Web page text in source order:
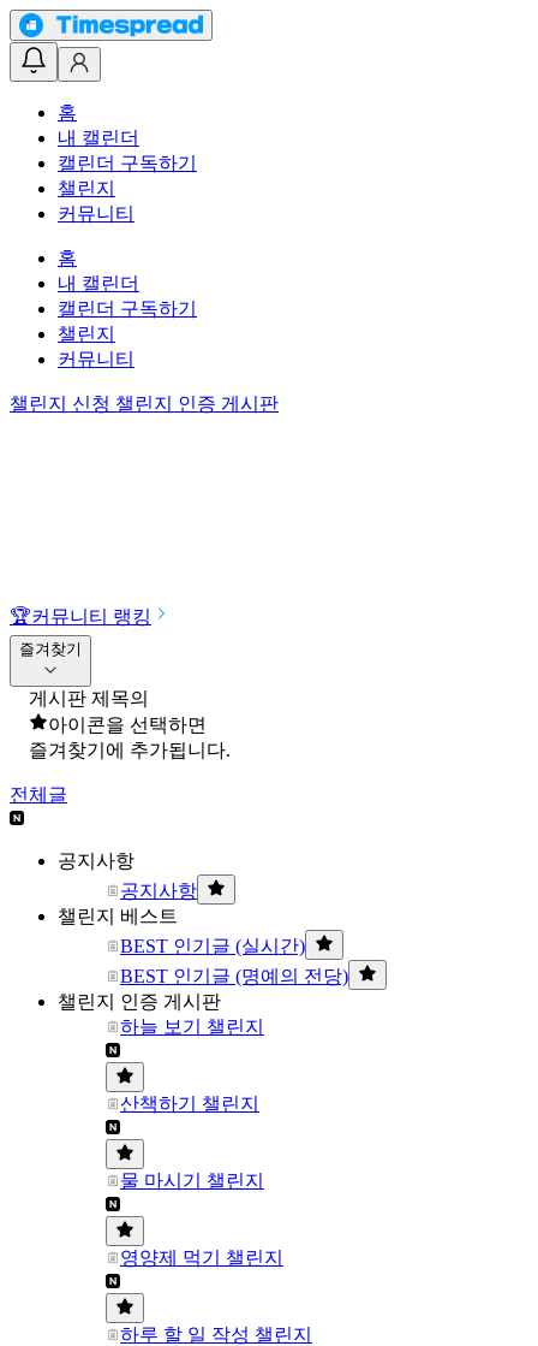
홈
내 캘린더
캘린더 구독하기
챌린지
커뮤니티
홈
내 캘린더
캘린더 구독하기
챌린지
커뮤니티
챌린지 신청 챌린지 인증 게시판
🏆커뮤니티 랭킹
즐겨찾기
게시판 제목의
아이콘을 선택하면
즐겨찾기에 추가됩니다.
전체글
공지사항
공지사항
챌린지 베스트
BEST 인기글 (실시간)
BEST 인기글 (명예의 전당)
챌린지 인증 게시판
하늘 보기 챌린지
산책하기 챌린지
물 마시기 챌린지
영양제 먹기 챌린지
하루 할 일 작성 챌린지